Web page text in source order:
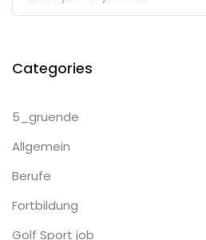
Categories
5_gruende
Allgemein
Berufe
Fortbildung
Golf Sport job